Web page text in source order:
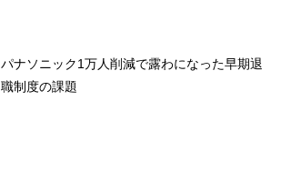
パナソニック1万人削減で露わになった早期退
職制度の課題